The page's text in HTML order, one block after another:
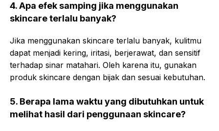
4. Apa efek samping jika menggunakan
skincare terlalu banyak?
Jika menggunakan skincare terlalu banyak, kulitmu
dapat menjadi kering, iritasi, berjerawat, dan sensitif
terhadap sinar matahari. Oleh karena itu, gunakan
produk skincare dengan bijak dan sesuai kebutuhan.
5. Berapa lama waktu yang dibutuhkan untuk
melihat hasil dari penggunaan skincare?